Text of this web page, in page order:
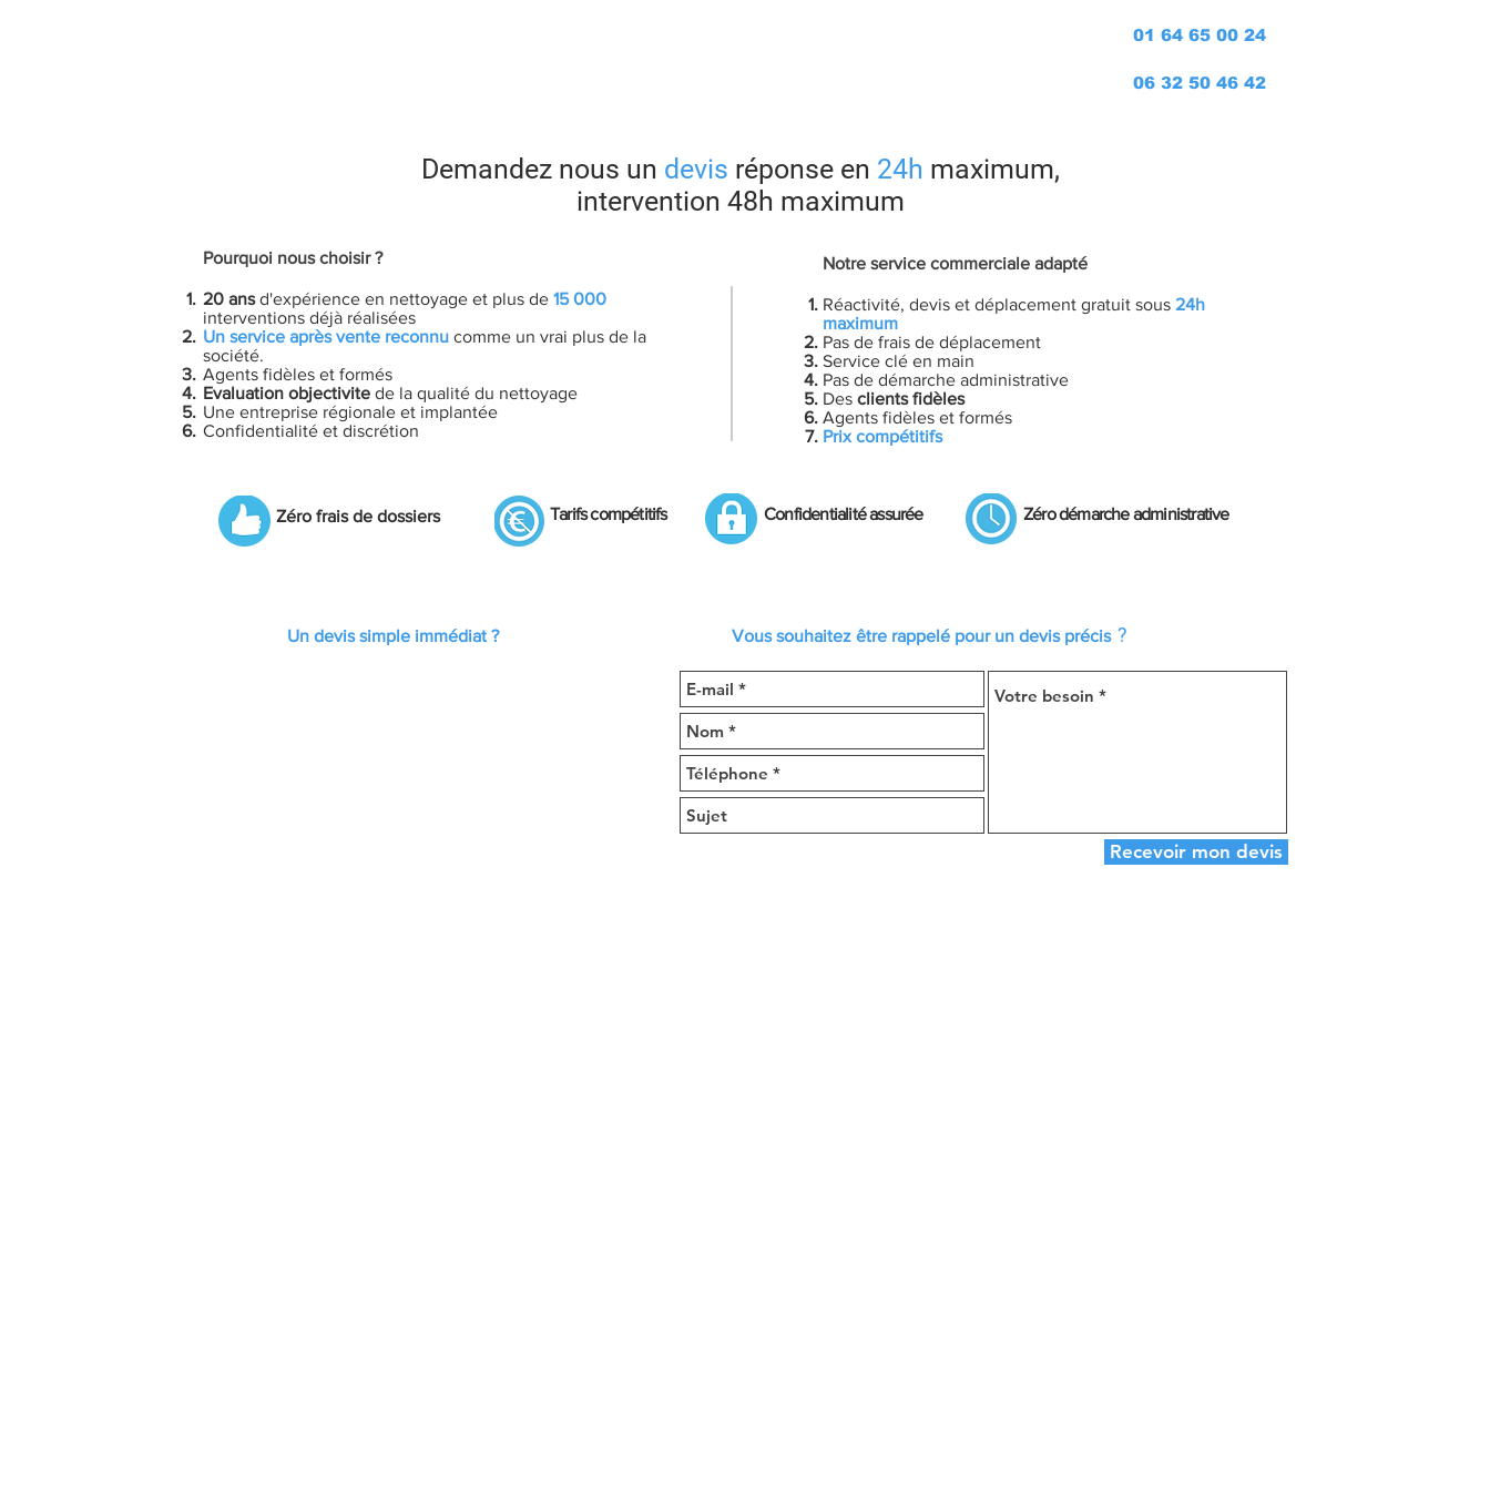
01 64 65 00 24
06 32 50 46 42
Demandez nous un devis réponse en 24h maximum,
intervention 48h maximum
Pourquoi nous choisir ?
20 ansd'expérience en nettoyage et plus de 15 000
interventions déjà réalisées
Un service après vente reconnu comme un vrai plus de la
société.
Agents fidèles et formés
Evaluation objectivite de la qualité du nettoyage
Une entreprise régionale et implantée
Confidentialité et discrétion
Notre service commerciale adapté
Réactivité, devis et déplacement gratuit sous 24h
maximum
Pas de frais de déplacement
Service clé en main
Pas de démarche administrative
Des clients fidèles
Agents fidèles et formés
Prix compétitifs
Zéro frais de dossiers Tarifs compétitifs Confidentialité assurée Zéro démarche administrative
Un devis simple immédiat ? Vous souhaitez être rappelé pour un devis précis​ ?
Recevoir mon devis